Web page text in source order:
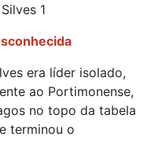
1
era líder isolado,
ao Portimonense,
no topo da tabela
terminou o